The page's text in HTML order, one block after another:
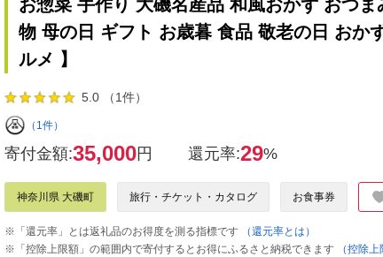
お惣菜 手作り 大磯名産品 和風おかず おつ
物 母の日 ギフト お歳暮 食品 敬老の日 おか
ルメ 】
5.0 （1件）
（1件）
寄付金額:35,000円 還元率:29%
神奈川県 大磯町 旅行・チケット・カタログ お食事券
※「還元率」とは返礼品のお得度を測る指標です
（還元率とは）
※「控除上限額」の範囲内で寄付するとお得にふるさと納税できます
（控除